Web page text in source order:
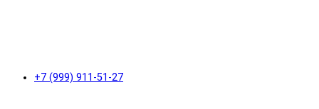
+7 (999) 911-51-27